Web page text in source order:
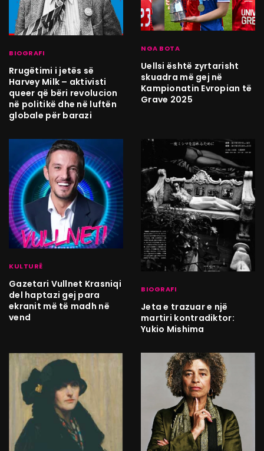
BIOGRAFI
Rrugëtimi i jetës së
Harvey Milk – aktivisti
queer që bëri revolucion
në politikë dhe në luftën
globale për barazi
NGA BOTA
Uellsi është zyrtarisht
skuadra më gej në
Kampionatin Evropian të
Grave 2025
KULTURË
Gazetari Vullnet Krasniqi
del haptazi gej para
ekranit më të madh në
vend
BIOGRAFI
Jeta e trazuar e një
martiri kontradiktor:
Yukio Mishima